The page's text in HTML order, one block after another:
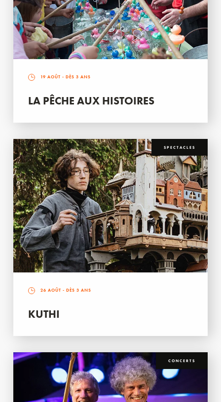
19 AOÛT - DÈS 3 ANS
LA PÊCHE AUX HISTOIRES
SPECTACLES
26 AOÛT - DÈS 3 ANS
KUTHI
CONCERTS